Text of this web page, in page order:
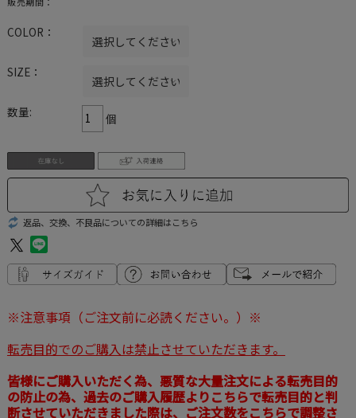
COLOR：
SIZE：
数量: 個
返品、交換、不良品についての詳細はこちら
※注意事項（ご注文前に必読ください。）※
転売目的でのご購入は禁止させていただきます。
皆様にご購入いただく為、悪質な大量注文による転売目的
の防止の為、過去のご購入履歴よりこちらで転売目的と判
断させていただきました際は、ご注文数をこちらで調整さ